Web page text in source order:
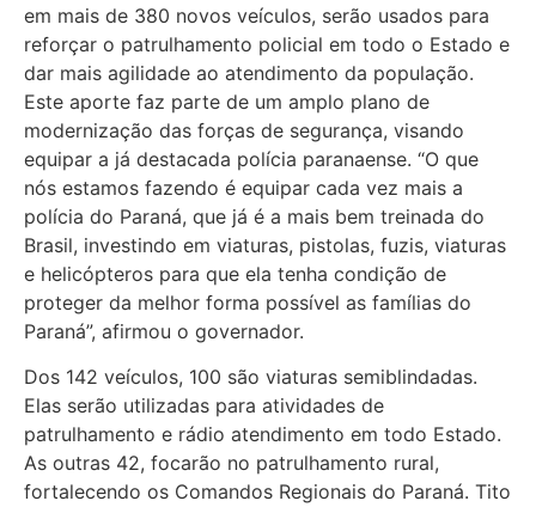
em mais de 380 novos veículos, serão usados para
reforçar o patrulhamento policial em todo o Estado e
dar mais agilidade ao atendimento da população.
Este aporte faz parte de um amplo plano de
modernização das forças de segurança, visando
equipar a já destacada polícia paranaense. “O que
nós estamos fazendo é equipar cada vez mais a
polícia do Paraná, que já é a mais bem treinada do
Brasil, investindo em viaturas, pistolas, fuzis, viaturas
e helicópteros para que ela tenha condição de
proteger da melhor forma possível as famílias do
Paraná”, afirmou o governador.
Dos 142 veículos, 100 são viaturas semiblindadas.
Elas serão utilizadas para atividades de
patrulhamento e rádio atendimento em todo Estado.
As outras 42, focarão no patrulhamento rural,
fortalecendo os Comandos Regionais do Paraná. Tito